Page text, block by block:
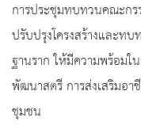
การประชุมทบทวนคณะก
ปรับปรุงโครงสร้างและท
ฐานราก ให้มีความพร้อม
พัฒนาสตรี การส่งเสริมอ
ชุมชน